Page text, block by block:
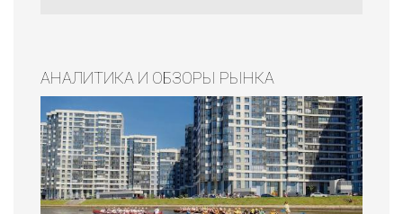
АНАЛИТИКА И ОБЗОРЫ РЫНКА